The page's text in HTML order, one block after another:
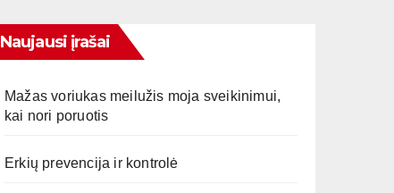
Naujausi įrašai
Mažas voriukas meilužis moja sveikinimui,
kai nori poruotis
Erkių prevencija ir kontrolė